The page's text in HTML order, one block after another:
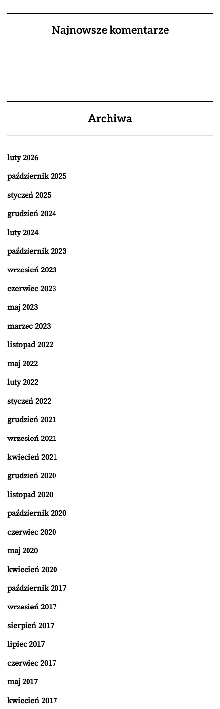
Najnowsze komentarze
Archiwa
luty 2026
październik 2025
styczeń 2025
grudzień 2024
luty 2024
październik 2023
wrzesień 2023
czerwiec 2023
maj 2023
marzec 2023
listopad 2022
maj 2022
luty 2022
styczeń 2022
grudzień 2021
wrzesień 2021
kwiecień 2021
grudzień 2020
listopad 2020
październik 2020
czerwiec 2020
maj 2020
kwiecień 2020
październik 2017
wrzesień 2017
sierpień 2017
lipiec 2017
czerwiec 2017
maj 2017
kwiecień 2017